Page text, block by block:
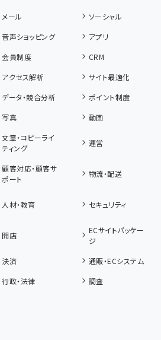
メール
ソーシャル
音声ショッピング
アプリ
会員制度
CRM
アクセス解析
サイト最適化
データ・競合分析
ポイント制度
写真 動画
文章・コピーライ
ティング
運営
顧客対応・顧客サ
ポート
物流・配送
人材・教育 セキュリティ
開店
ECサイトパッケー
ジ
決済
通販・ECシステム
行政・法律
調査